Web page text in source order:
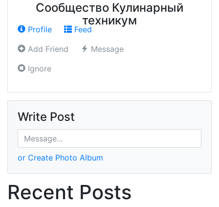
Сообщество Кулинарный
техникум
Profile
Feed
Add Friend
Message
Ignore
Write Post
or Create Photo Album
Recent Posts